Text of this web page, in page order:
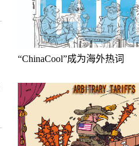
“ChinaCool”成为海外热词